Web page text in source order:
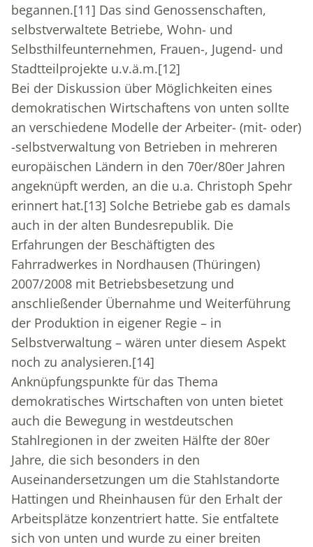
begannen.[11] Das sind Genossenschaften,
selbstverwaltete Betriebe, Wohn- und
Selbsthilfeunternehmen, Frauen-, Jugend- und
Stadtteilprojekte u.v.ä.m.[12]
Bei der Diskussion über Möglichkeiten eines
demokratischen Wirtschaftens von unten sollte
an verschiedene Modelle der Arbeiter- (mit- oder)
-selbstverwaltung von Betrieben in mehreren
europäischen Ländern in den 70er/80er Jahren
angeknüpft werden, an die u.a. Christoph Spehr
erinnert hat.[13] Solche Betriebe gab es damals
auch in der alten Bundesrepublik. Die
Erfahrungen der Beschäftigten des
Fahrradwerkes in Nordhausen (Thüringen)
2007/2008 mit Betriebsbesetzung und
anschließender Übernahme und Weiterführung
der Produktion in eigener Regie – in
Selbstverwaltung – wären unter diesem Aspekt
noch zu analysieren.[14]
Anknüpfungspunkte für das Thema
demokratisches Wirtschaften von unten bietet
auch die Bewegung in westdeutschen
Stahlregionen in der zweiten Hälfte der 80er
Jahre, die sich besonders in den
Auseinandersetzungen um die Stahlstandorte
Hattingen und Rheinhausen für den Erhalt der
Arbeitsplätze konzentriert hatte. Sie entfaltete
sich von unten und wurde zu einer breiten